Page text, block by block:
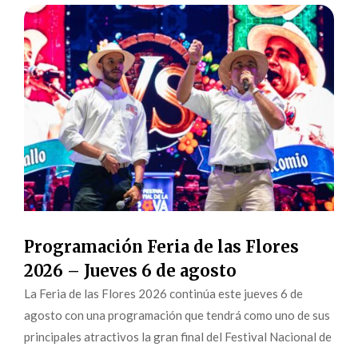
Programación Feria de las Flores
2026 – Jueves 6 de agosto
La Feria de las Flores 2026 continúa este jueves 6 de
agosto con una programación que tendrá como uno de sus
principales atractivos la gran final del Festival Nacional de